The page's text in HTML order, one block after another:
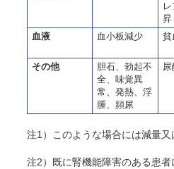
昇
血液
血小板減少 貧
その他
胆石、勃起不
全、味覚異
常、発熱、浮
腫、頻尿
注1）このような場合には減量又
注2）既に腎機能障害のある患